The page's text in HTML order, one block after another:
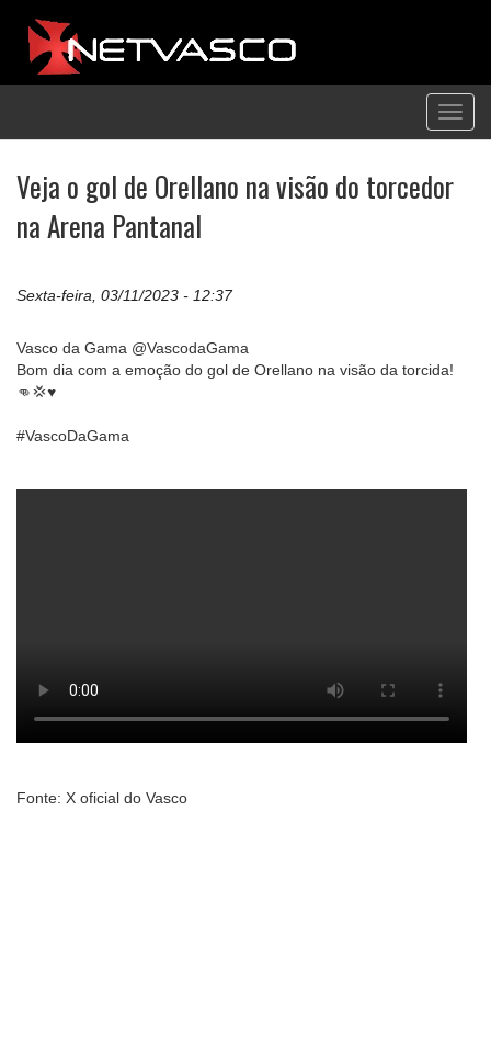
Veja o gol de Orellano na visão do torcedor
na Arena Pantanal
Sexta-feira, 03/11/2023 - 12:37
Vasco da Gama @VascodaGama
Bom dia com a emoção do gol de Orellano na visão da torcida!
👊💢♥️
#VascoDaGama
Fonte: X oficial do Vasco